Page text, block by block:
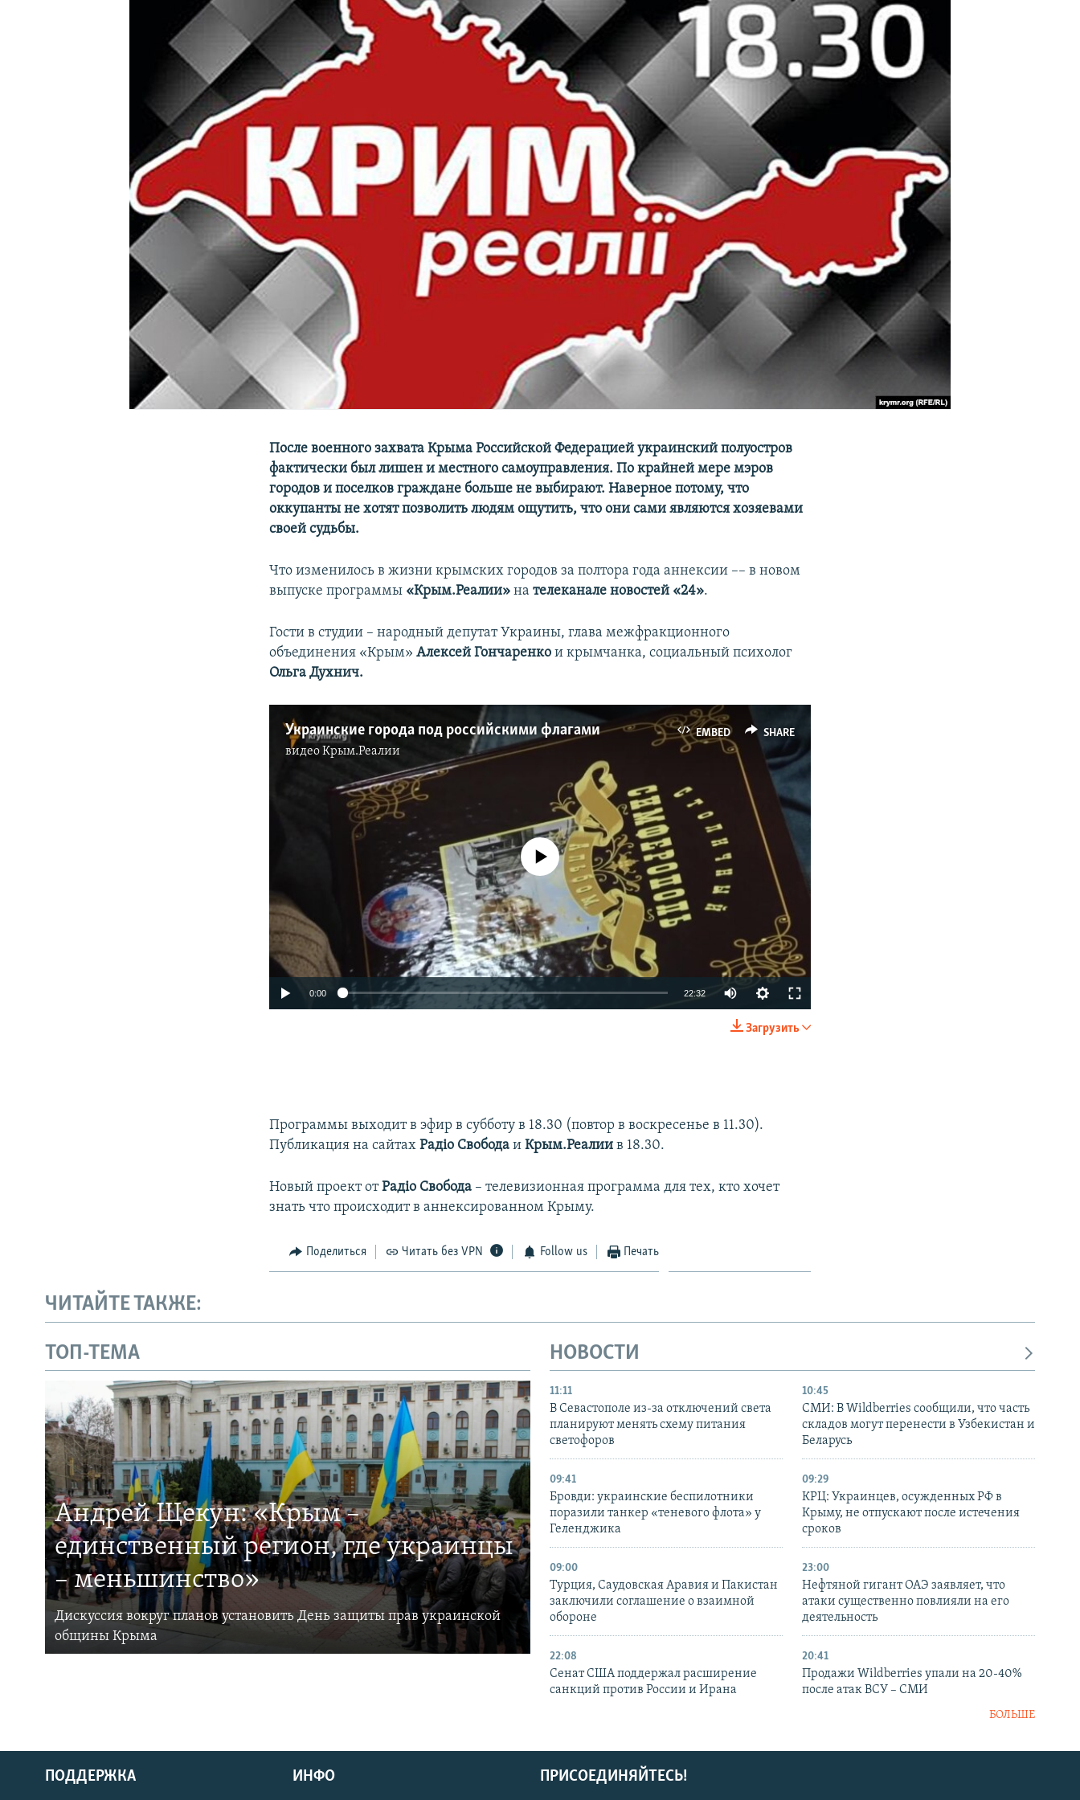
После военного захвата Крыма Российской Федерацией украинский полуостров
фактически был лишен и местного самоуправления. По крайней мере мэров
городов и поселков граждане больше не выбирают. Наверное потому, что
оккупанты не хотят позволить людям ощутить, что они сами являются хозяевами
своей судьбы.
Что изменилось в жизни крымских городов за полтора года аннексии –– в новом
выпуске программы «Крым.Реалии» нателеканале новостей «24».
Гости в студии – народный депутат Украины, глава межфракционного
объединения «Крым»Алексей Гончаренко и крымчанка, социальный психолог
Ольга Духнич.
EMBED SHARE
Украинские города под российскими флагами
видеоКрым.Реалии
SHARE
No media source currently available
0:00 22:32
Загрузить
Программы выходит в эфир в субботу в 18.30 (повтор в воскресенье в 11.30).
Публикация на сайтахРадіо Свобода иКрым.Реалии в 18.30.
Новый проект отРадіо Свобода – телевизионная программа для тех, кто хочет
знать что происходит в аннексированном Крыму.
Поделиться Читать без VPN Follow us Печать
ЧИТАЙТЕ ТАКЖЕ:
ТОП-ТЕМА
Андрей Щекун: «Крым –
единственный регион, где украинцы
– меньшинство»
Дискуссия вокруг планов установить День защиты прав украинской
общины Крыма
НОВОСТИ
11:11
В Севастополе из-за отключений света
планируют менять схему питания
светофоров
10:45
СМИ: В Wildberries сообщили, что часть
складов могут перенести в Узбекистан и
Беларусь
09:41
Бровди: украинские беспилотники
поразили танкер «теневого флота» у
Геленджика
09:29
КРЦ: Украинцев, осужденных РФ в
Крыму, не отпускают после истечения
сроков
09:00
Турция, Саудовская Аравия и Пакистан
заключили соглашение о взаимной
обороне
23:00
Нефтяной гигант ОАЭ заявляет, что
атаки существенно повлияли на его
деятельность
22:08
Сенат США поддержал расширение
санкций против России и Ирана
20:41
Продажи Wildberries упали на 20-40%
после атак ВСУ – СМИ
БОЛЬШЕ
ПРИСОЕДИНЯЙТЕСЬ!
ПОДДЕРЖКА ИНФО